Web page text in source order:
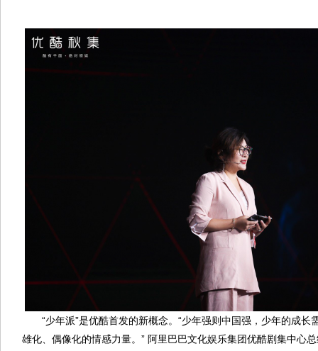
“少年派”是优酷首发的新概念。“少年强则中国强，少年的成长
雄化、偶像化的情感力量。” 阿里巴巴文化娱乐集团优酷剧集中心